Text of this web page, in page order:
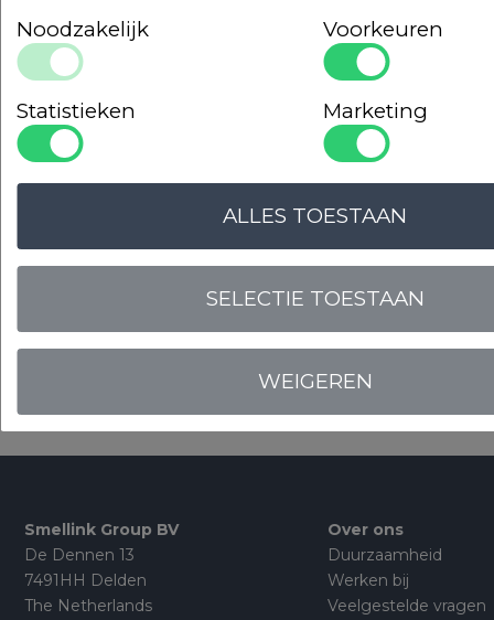
LOGIN VOOR PRIJS
Onzegaranties
Smellink Group BV
De Dennen 13
7491HH Delden
The Netherlands
Over ons
Duurzaamheid
Werken bij
Veelgestelde vragen
Noodzakelijk Voorkeuren
Statistieken Marketing
WEIGEREN
SELECTIE TOESTAAN
ALLES TOESTAAN